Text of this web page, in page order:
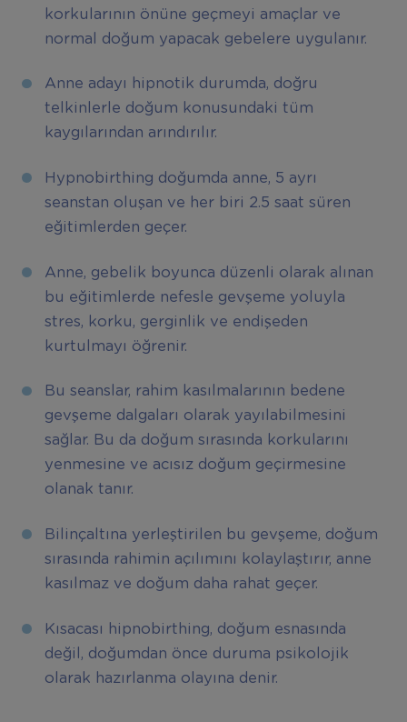
korkularının önüne geçmeyi amaçlar ve
normal doğum yapacak gebelere uygulanır.
Anne adayı hipnotik durumda, doğru
telkinlerle doğum konusundaki tüm
kaygılarından arındırılır.
Hypnobirthing doğumda anne, 5 ayrı
seanstan oluşan ve her biri 2.5 saat süren
eğitimlerden geçer.
Anne, gebelik boyunca düzenli olarak alınan
bu eğitimlerde nefesle gevşeme yoluyla
stres, korku, gerginlik ve endişeden
kurtulmayı öğrenir.
Bu seanslar, rahim kasılmalarının bedene
gevşeme dalgaları olarak yayılabilmesini
sağlar. Bu da doğum sırasında korkularını
yenmesine ve acısız doğum geçirmesine
olanak tanır.
Bilinçaltına yerleştirilen bu gevşeme, doğum
sırasında rahimin açılımını kolaylaştırır, anne
kasılmaz ve doğum daha rahat geçer.
Kısacası hipnobirthing, doğum esnasında
değil, doğumdan önce duruma psikolojik
olarak hazırlanma olayına denir.